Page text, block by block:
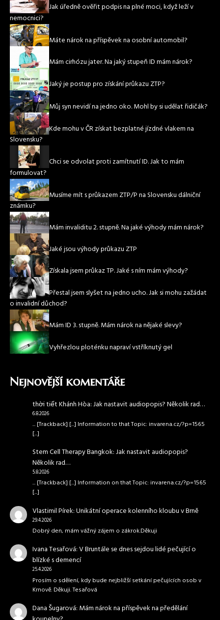
Jak úředně ověřit podpis na plné moci, když leží v
nemocnici?
Máte nárok na příspěvek na osobní automobil?
Mám cirhózu jater. Na jaký stupeň ID mám nárok?
Jaký je postup pro získání průkazu ZTP?
Můj syn nevidí na jedno oko. Mohl by si udělat řidičák?
Kde mohu v ČR získat bezplatné jízdné vlakem na
Slovensku?
Chci se odvolat proti zamítnutí ID. Jak to mám
formulovat?
Musíme mít s průkazem ZTP/P na Slovensku dálniční
známku?
Mám invaliditu 2. stupně. Na jaké výhody mám nárok?
Jaké jsou výhody průkazu ZTP
Získala jsem průkaz TP. Jaké s ním mám výhody?
Přestal jsem slyšet na jedno ucho. Jak si mohu zažádat
o invalidní důchod?
Mám ID 3. stupně. Mám nárok na nějaké slevy?
Vyhřezlou ploténku napraví vstříknutý gel
Nejnovější komentáře
thời tiết Khánh Hòa:Jak nastavit audiopopis? Několik rad…
6.8.2026
... [Trackback] [...] Information to that Topic: invarena.cz/?p=1565
[...]
Stem Cell Therapy Bangkok:Jak nastavit audiopopis?
Několik rad…
5.8.2026
... [Trackback] [...] Information on that Topic: invarena.cz/?p=1565
[...]
Vlastimil Pírek:Unikátní operace kolenního kloubu v Brně
29.4.2026
Dobrý den, mám vážný zájem o zákrok.Děkuji
Ivana Tesařová:V Bruntále se dnes sejdou lidé pečující o
blízké s demencí
25.4.2026
Prosím o sdělení, kdy bude nejbližší setkání pečujících osob v
Krnově. Děkuji. Tesařová
Dana Šugarová: Mám nárok na příspěvek na předělání